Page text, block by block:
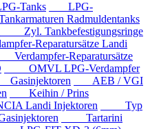
Tanks
LPG-
Radmuldentanks
Zyl. Tankbefestigungsringe
Reparatursätze Landi
Reparatursätze
OMVL LPG-Verdampfer
Gasinjektoren
AEB / VGI
Keihin / Prins
Landi Injektoren
Typ
Tartarini